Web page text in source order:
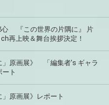
『この世界の片隅に』 片
再上映＆舞台挨拶決定！
」原画展》 「編集者’s ギャラ
ト
」原画展》レポート